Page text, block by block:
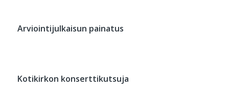
Arviointijulkaisun painatus
Kotikirkon konserttikutsuja